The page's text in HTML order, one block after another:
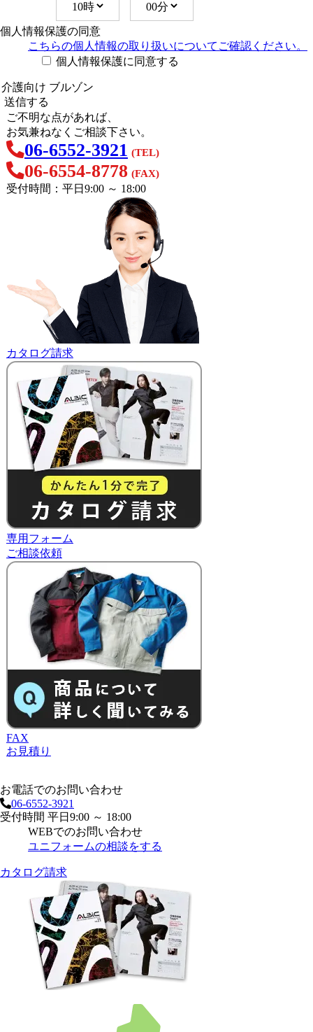
個人情報保護の同意
こちらの個人情報の取り扱いについてご確認ください。
個人情報保護に同意する
ご不明な点があれば、
お気兼ねなくご相談下さい。
06-6552-3921 (TEL)
06-6554-8778 (FAX)
受付時間：平日9:00 ～ 18:00
カタログ請求
専用フォーム
ご相談依頼
FAX
お見積り
お電話でのお問い合わせ
06-6552-3921
受付時間 平日9:00 ～ 18:00
WEBでのお問い合わせ
ユニフォームの相談をする
カタログ請求